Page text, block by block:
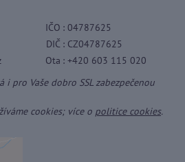
IČO : 04787625
DIČ : CZ04787625
Ota : +420 603 115 020
i pro Vaše dobro SSL zabezpečenou
cookies; více o politice cookies.